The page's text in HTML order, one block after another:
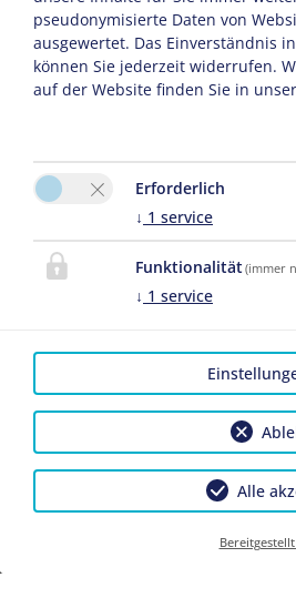
"Morgenstund hat Gold im
reichhaltigen und
starten Sie ideal in den
Wir freuen uns auf Sie!
Ihre Familie Glas
Bewertung
Anreise
pseudonymisierte Daten von
ausgewertet. Das Einverständnis
können Sie jederzeit widerrufen.
auf der Website finden Sie in
Erforderlich
↓ 1 service
Funktionalität(immer
↓ 1 service
Alle